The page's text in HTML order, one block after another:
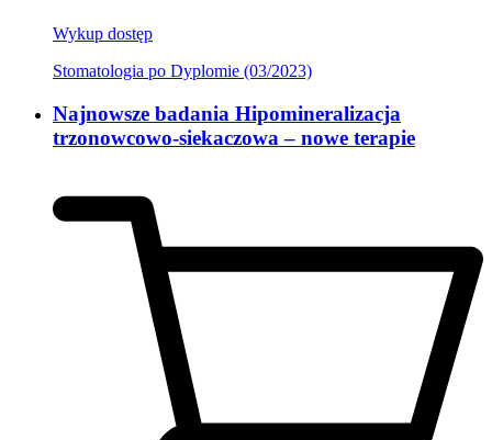
Wykup dostęp
Stomatologia po Dyplomie (03/2023)
Najnowsze badania Hipomineralizacja
trzonowcowo-siekaczowa – nowe terapie